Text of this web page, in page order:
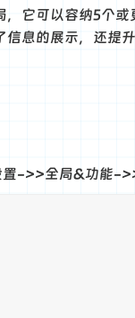
它可以容纳5个
息的展示，还提
->>全局&功能-